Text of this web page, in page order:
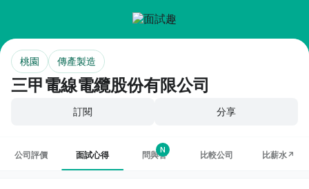
三甲電線電纜股份有限公司
桃園 傳產製造
訂閱 分享
公司評價 面試心得 問與答
N
比較公司 比薪水↗